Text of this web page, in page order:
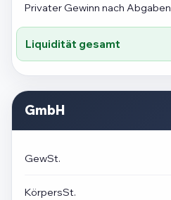
Privater Gewinn nach Abgaben
Liquidität gesamt
GmbH
GewSt.
KörpersSt.